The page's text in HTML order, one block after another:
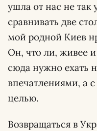
ушла от нас не так
сравнивать две
мой родной Киев
Он, что ли, живее
сюда нужно ехать
впечатлениями, а
целью.
Возвращаться в